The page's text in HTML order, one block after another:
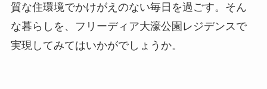
質な住環境でかけがえのない毎日を過ごす。そん
な暮らしを、フリーディア大濠公園レジデンスで
実現してみてはいかがでしょうか。